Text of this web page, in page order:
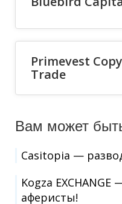
Primevest Copy
Trade
Вам может
Casitopia —
Kogza EXCHANGE
аферисты!